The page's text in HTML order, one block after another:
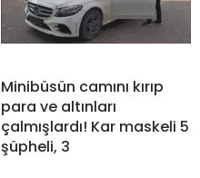
Minibüsün camını kırıp
para ve altınları
çalmışlardı! Kar maskeli 5
şüpheli, 3